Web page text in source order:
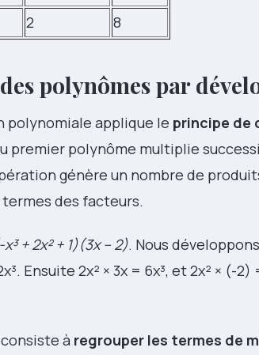
2 8
polynômes par
polynomiale applique le principe de
premier polynôme multiplie
génère un nombre de
des facteurs.
x³ + 2x² + 1)(3x – 2). Nous
Ensuite 2x² × 3x = 6x³, et 2x² × (-
à regrouper les termes de